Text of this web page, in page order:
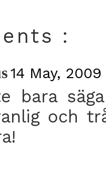
:
14 May, 2009
bara
och